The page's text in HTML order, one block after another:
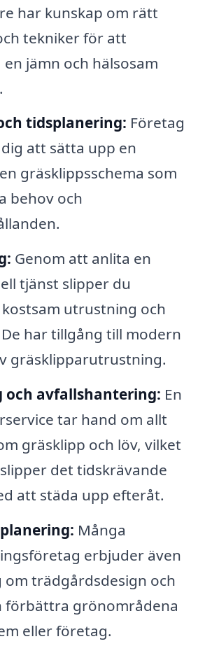
har kunskap om rätt
tekniker för att
jämn och hälsosam
tidsplanering: Företag
att sätta upp en
gräsklippsschema som
behov och
Genom att anlita en
tjänst slipper du
utrustning och
har tillgång till modern
gräsklipparutrustning.
och avfallshantering: En
tar hand om allt
gräsklipp och löv, vilket
det tidskrävande
att städa upp efteråt.
Många
erbjuder även
om trädgårdsdesign och
förbättra grönområdena
eller företag.